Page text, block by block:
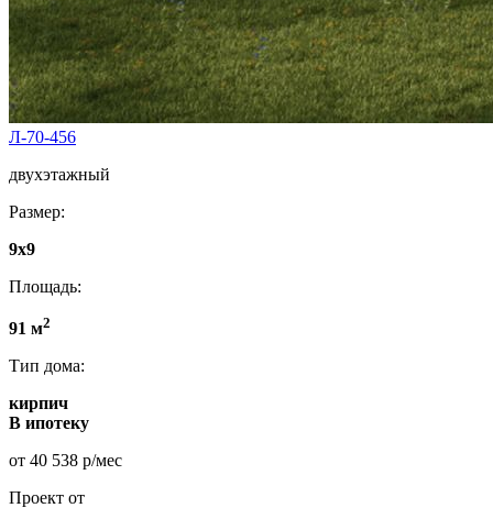
Л-70-456
двухэтажный
Размер:
9х9
Площадь:
91 м2
Тип дома:
кирпич
В ипотеку
от 40 538 р/мес
Проект от